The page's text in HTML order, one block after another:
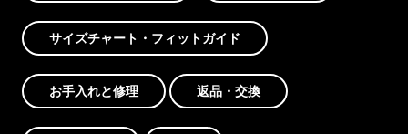
サイズチャート・フィットガイド
お手入れと修理 返品・交換